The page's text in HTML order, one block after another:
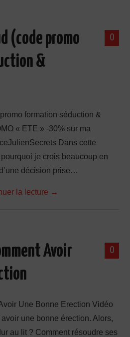
0
(code promo
&
promo formation séduction &
« ETE » -30% sur ma
Dans cette
je crois beaucoup en
décision prise…
la lecture →
0
Avoir
Une Bonne Erection Vidéo
une bonne érection. Alors,
au lit ? Comment résoudre ses